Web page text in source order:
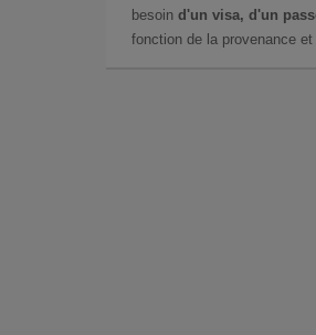
besoin d'un visa, d'un
fonction de la provenance